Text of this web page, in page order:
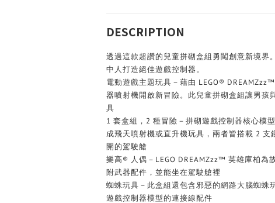
DESCRIPTION
透過這款超讚的兒童拼砌盒組勇闖創意新境界
中人打造絕佳遊戲控制器。
電動遊戲主題玩具－藉由 LEGO®
器噴射機開啟新冒險。此兒童拼砌盒組讓男孩
具
1 套盒組，2 種冒險－拼砌遊戲控制器核心模
成飛天噴射機或直升機玩具，兩者皆搭載 2 支
開的駕駛艙
樂高® 人偶－LEGO DREAMZzz™ 英雄庫柏為
附武器配件，並能坐在駕駛艙裡
蜘蛛玩具－此盒組還包含邪惡的網路大腦蜘蛛
遊戲控制器模型的連接線配件